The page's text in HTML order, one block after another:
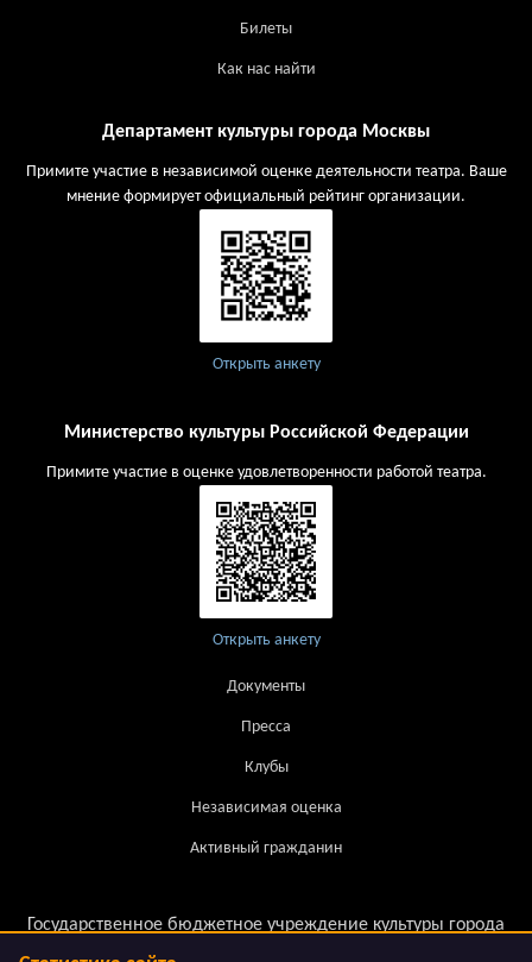
Билеты
Как нас найти
Департамент культуры города Москвы
Примите участие в независимой оценке деятельности театра. Ваше
мнение формирует официальный рейтинг организации.
Открыть анкету
Министерство культуры Российской Федерации
Примите участие в оценке удовлетворенности работой театра.
Открыть анкету
Документы
Пресса
Клубы
Независимая оценка
Активный гражданин
Государственное бюджетное учреждение культуры города